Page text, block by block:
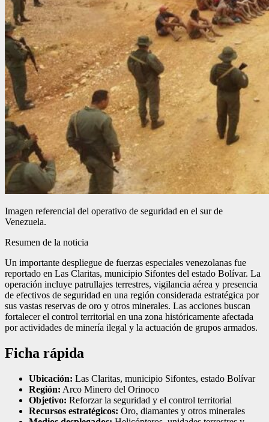
Imagen referencial del operativo de seguridad en el sur de
Venezuela.
Resumen de la noticia
Un importante despliegue de fuerzas especiales venezolanas fue
reportado en Las Claritas, municipio Sifontes del estado Bolívar. La
operación incluye patrullajes terrestres, vigilancia aérea y presencia
de efectivos de seguridad en una región considerada estratégica por
sus vastas reservas de oro y otros minerales. Las acciones buscan
fortalecer el control territorial en una zona históricamente afectada
por actividades de minería ilegal y la actuación de grupos armados.
Ficha rápida
Ubicación: Las Claritas, municipio Sifontes, estado Bolívar
Región: Arco Minero del Orinoco
Objetivo: Reforzar la seguridad y el control territorial
Recursos estratégicos: Oro, diamantes y otros minerales